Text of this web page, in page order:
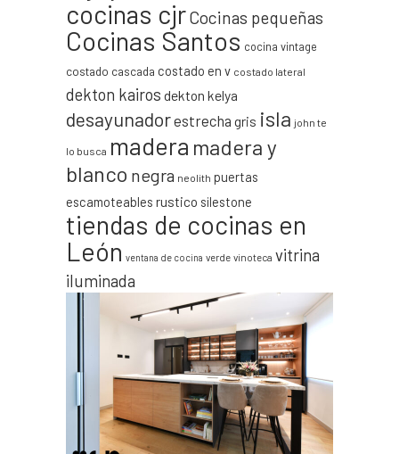
cocinas cjrCocinas pequeñas
Cocinas Santos cocina vintage
costado cascada costado en v costado lateral
dekton kairos dekton kelya
desayunadorestrecha gris isla john te
lo busca madera madera y
blanco negra neolith puertas
escamoteables rustico silestone
tiendas de cocinas en
León ventana de cocina verde vinoteca vitrina
iluminada